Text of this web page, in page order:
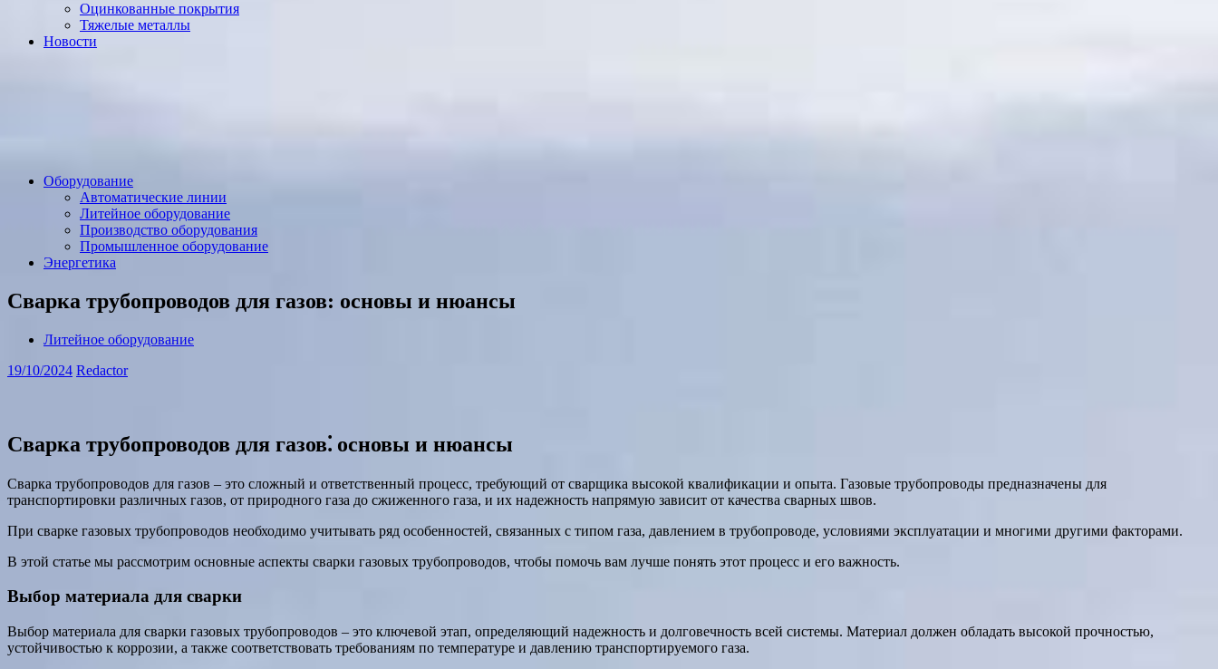
Оцинкованные покрытия
Тяжелые металлы
Новости
Оборудование
Автоматические линии
Литейное оборудование
Производство оборудования
Промышленное оборудование
Энергетика
Сварка трубопроводов для газов: основы и нюансы
Литейное оборудование
19/10/2024 Redactor
Сварка трубопроводов для газов⁚ основы и нюансы
Сварка трубопроводов для газов – это сложный и ответственный процесс, требующий от сварщика высокой квалификации и опыта. Газовые трубопроводы предназначены для
транспортировки различных газов, от природного газа до сжиженного газа, и их надежность напрямую зависит от качества сварных швов.
При сварке газовых трубопроводов необходимо учитывать ряд особенностей, связанных с типом газа, давлением в трубопроводе, условиями эксплуатации и многими другими факторами.
В этой статье мы рассмотрим основные аспекты сварки газовых трубопроводов, чтобы помочь вам лучше понять этот процесс и его важность.
Выбор материала для сварки
Выбор материала для сварки газовых трубопроводов – это ключевой этап, определяющий надежность и долговечность всей системы. Материал должен обладать высокой прочностью,
устойчивостью к коррозии, а также соответствовать требованиям по температуре и давлению транспортируемого газа.